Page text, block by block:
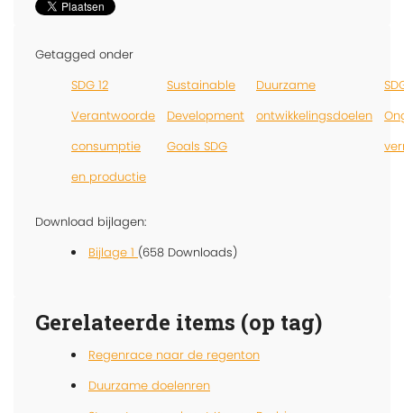
Getagged onder
SDG 12
Verantwoorde
consumptie
en productie
Sustainable
Development
Goals SDG
Duurzame
ontwikkelingsdoelen
Download bijlagen:
Bijlage 1 (658 Downloads)
Gerelateerde items (op tag)
Regenrace naar de regenton
Duurzame doelenren